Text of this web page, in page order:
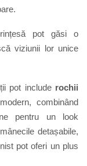
pot găsi o
viziunii lor unice
pot include rochii
combinând
pentru un look
detașabile,
pot oferi un plus